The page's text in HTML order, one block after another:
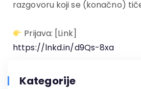
razgovoru koji se (konačno)
Prijava: [Link]
https://lnkd.in/d9Qs-8xa
Kategorije